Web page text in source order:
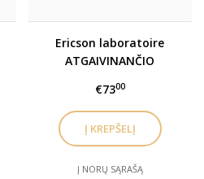
Ericson laboratoire
ATGAIVINANČIO
SRIČIAI / Eye Zone ELIXIR
SERUM CAPSULES
€7300
Į NORŲ SĄRAŠĄ